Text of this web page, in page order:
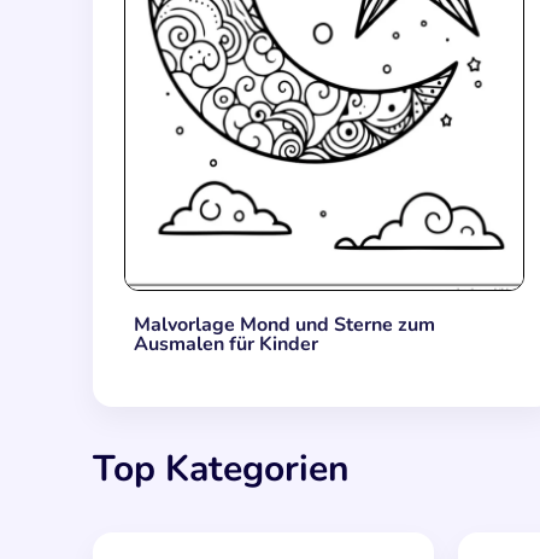
Malvorlage Mond und Sterne zum
Ausmalen für Kinder
Top Kategorien